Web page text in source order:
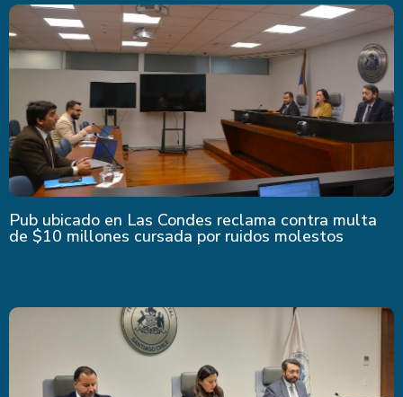
Pub ubicado en Las Condes reclama contra multa
de $10 millones cursada por ruidos molestos